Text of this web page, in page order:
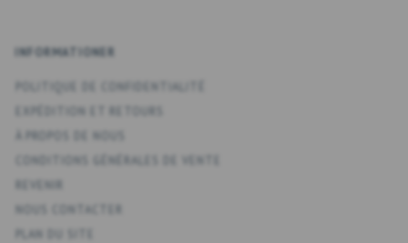
INFORMATIONER
POLITIQUE DE CONFIDENTIALITÉ
CONDITIONS GÉNÉRALES DE VENTE
PLAN DU SITE